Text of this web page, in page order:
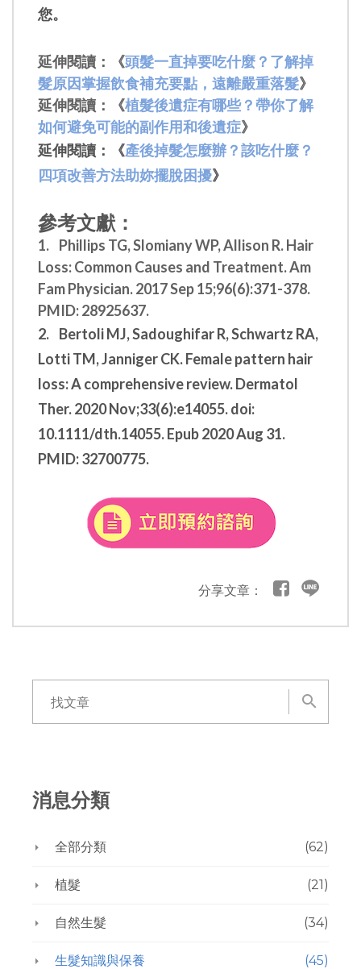
您。
延伸閱讀：《頭髮一直掉要吃什麼？了解掉
髮原因掌握飲食補充要點，遠離嚴重落髮》
延伸閱讀：《植髮後遺症有哪些？帶你了解
如何避免可能的副作用和後遺症》
延伸閱讀：《產後掉髮怎麼辦？該吃什麼？
四項改善方法助妳擺脫困擾》
參考文獻 ：
1. Phillips TG, Slomiany WP, Allison R. Hair
Loss: Common Causes and Treatment. Am
Fam Physician. 2017 Sep 15;96(6):371-378.
PMID: 28925637.
2. Bertoli MJ, Sadoughifar R, Schwartz RA,
Lotti TM, Janniger CK. Female pattern hair
loss: A comprehensive review. Dermatol
Ther. 2020 Nov;33(6):e14055. doi:
10.1111/dth.14055. Epub 2020 Aug 31.
PMID: 32700775.
分享文章：
消息分類
全部分類 (62)
植髮 (21)
自然生髮 (34)
生髮知識與保養 (45)